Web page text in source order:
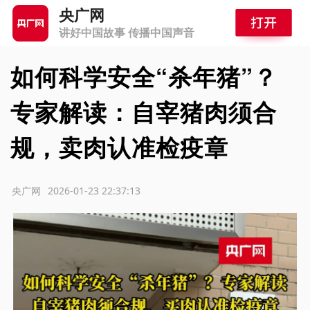
央广网
讲好中国故事 传播中国声音
如何科学安全“杀年猪”？
专家解读：自宰猪肉须合
规，卖肉认准检疫章
2026-01-23 22:37:13
央广网